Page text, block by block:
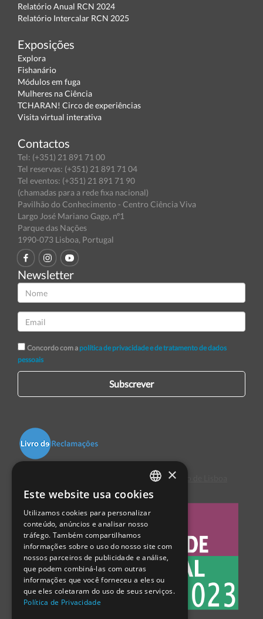
Relatório Anual RCN 2024
Relatório Intercalar RCN 2025
Exposições
Explora
Fishanário
Módulos em fuga
Mulheres na Ciência
TCHARAN! Circo de experiências
Visita virtual interativa
Contactos
Tel: (+351) 21 891 71 00
Tel reservas: (+351) 21 891 71 04
Tel eventos: (+351) 21 891 71 90
(chamadas para a rede fixa nacional)
Pavilhão do Conhecimento - Centro Ciência Viva
Largo José Mariano Gago, nº1
Parque das Nações
1990-073 Lisboa, Portugal
Newsletter
Concordo com a política de privacidade e de tratamento de dados
pessoais
Subscrever
Centro de Arbitragem de Conflitos de Consumo de Lisboa
PORTUGUESE
ENGLISH
SPANISH
×
Este website usa cookies
Utilizamos cookies para personalizar
conteúdo, anúncios e analisar nosso
tráfego. Também compartilhamos
informações sobre o uso do nosso site com
nossos parceiros de publicidade e análise,
que podem combiná-las com outras
informações que você forneceu a eles ou
que eles coletaram do uso de seus serviços.
Política de Privacidade